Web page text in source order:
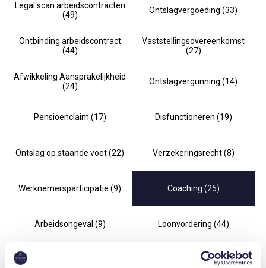
Legal scan arbeidscontracten
(49)
Ontslagvergoeding (33)
Ontbinding arbeidscontract
(44)
Vaststellingsovereenkomst
(27)
Afwikkeling Aansprakelijkheid
(24)
Ontslagvergunning (14)
Pensioenclaim (17) Disfunctioneren (19)
Ontslag op staande voet (22) Verzekeringsrecht (8)
Werknemersparticipatie (9) Coaching (25)
Arbeidsongeval (9) Loonvordering (44)
Concurrentiebeding (18)